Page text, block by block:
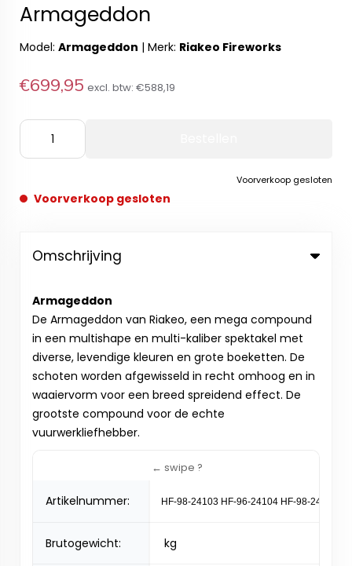
Armageddon
Model: Armageddon | Merk: Riakeo Fireworks
€699,95 excl. btw: €588,19
Voorverkoop gesloten
Voorverkoop gesloten
Omschrijving
Armageddon
De Armageddon van Riakeo, een mega compound
in een multishape en multi-kaliber spektakel met
diverse, levendige kleuren en grote boeketten. De
schoten worden afgewisseld in recht omhoog en in
waaiervorm voor een breed spreidend effect. De
grootste compound voor de echte
vuurwerkliefhebber.
Artikelnummer: HF-98-24103 HF-96-24104 HF-98-24105
Brutogewicht: kg